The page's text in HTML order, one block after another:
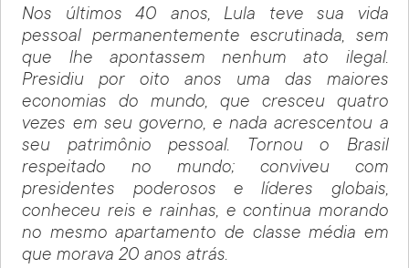
Nos últimos 40 anos, Lula teve sua vida
pessoal permanentemente escrutinada, sem
que lhe apontassem nenhum ato ilegal.
Presidiu por oito anos uma das maiores
economias do mundo, que cresceu quatro
vezes em seu governo, e nada acrescentou a
seu patrimônio pessoal. Tornou o Brasil
respeitado no mundo; conviveu com
presidentes poderosos e líderes globais,
conheceu reis e rainhas, e continua morando
no mesmo apartamento de classe média em
que morava 20 anos atrás.